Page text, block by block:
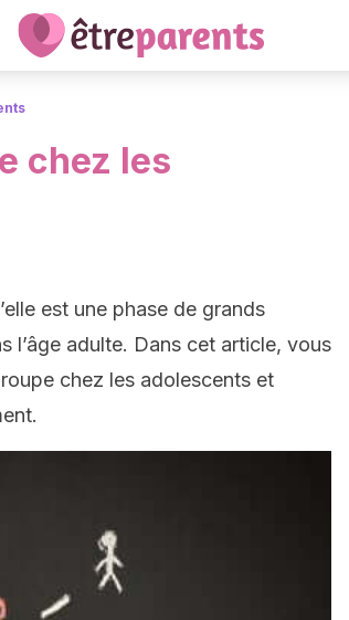
chez les
est une phase de grands
l’âge adulte. Dans cet article, vous
chez les adolescents et